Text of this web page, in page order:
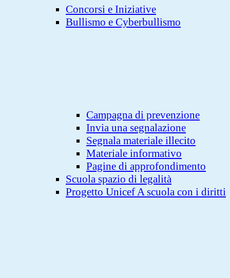
Concorsi e Iniziative
Bullismo e Cyberbullismo
Campagna di prevenzione
Invia una segnalazione
Segnala materiale illecito
Materiale informativo
Pagine di approfondimento
Scuola spazio di legalità
Progetto Unicef A scuola con i diritti